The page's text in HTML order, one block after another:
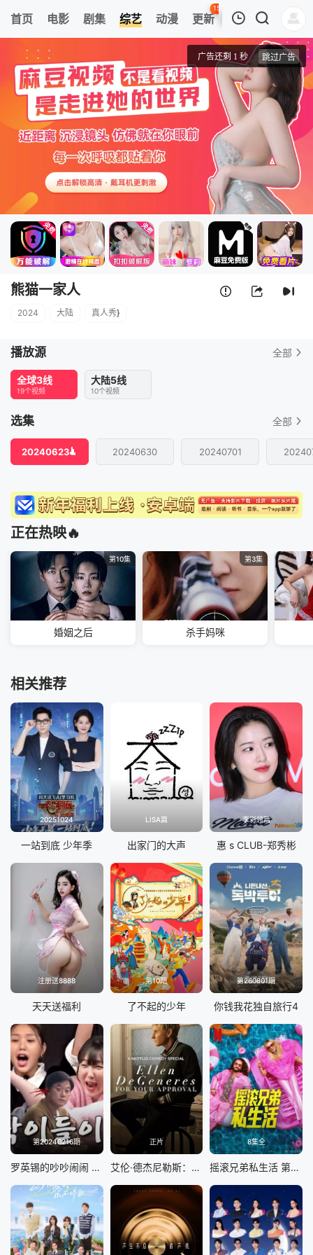
首页 电影 剧集 综艺 动漫 更新
150
热榜 APP
20240623
熊猫一家人
清空
熊猫一家人
2024 大陆 真人秀}
播放源 全部
全球3线
19个视频
大陆5线
10个视频
选集 全部
20240623 20240630 20240701
正在热映🔥
第10集
婚姻之后
第3集
杀手妈咪
相关推荐
20251024
一站到底 少年季
LISA篇
出家门的大声
李彩领篇
惠 s CLUB-郑秀彬
注册送8888
天天送福利
第10期
了不起的少年
第260801期
你钱我花独自旅行4
第20240216期
罗英锡的吵吵闹闹 蹦蹦地球游戏厅篇
正片
艾伦·德杰尼勒斯：请你许可
8集全
摇滚兄弟私生活 第二季